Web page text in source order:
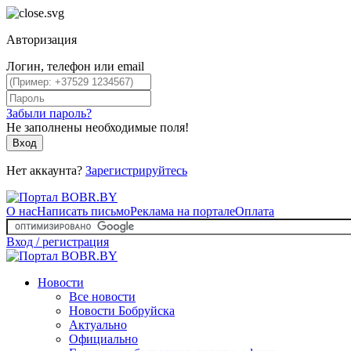
Авторизация
Логин, телефон или email
Забыли пароль?
Не заполнены необходимые поля!
Вход
Нет аккаунта? Зарегистрируйтесь
О насНаписать письмоРеклама на порталеОплата
Вход / регистрация
Новости
Все новости
Новости Бобруйска
Актуально
Официально